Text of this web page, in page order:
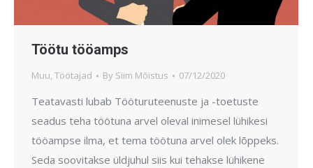
Töötu tööamps
Muu, Töötajad By Siim Mõistus 07/12/2020
Teatavasti lubab Tööturuteenuste ja -toetuste
seadus teha töötuna arvel oleval inimesel lühikesi
tööampse ilma, et tema töötuna arvel olek lõppeks.
Seda soovitakse üldjuhul siis kui tehakse lühikene